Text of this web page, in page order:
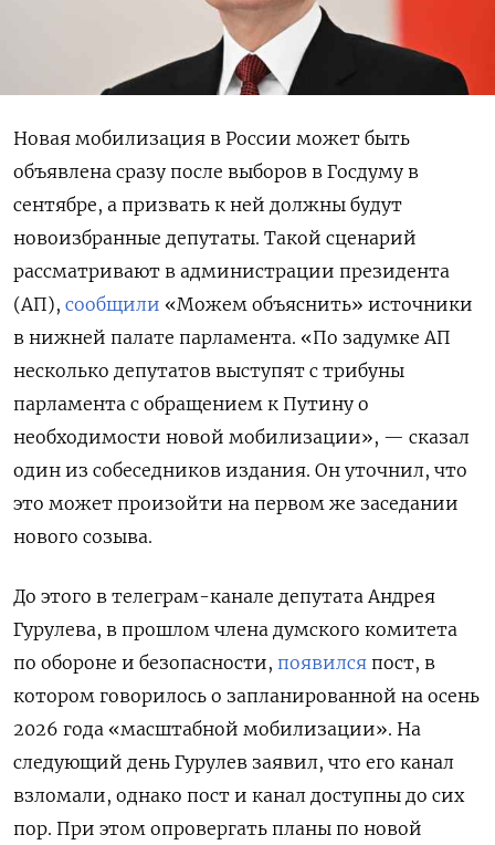
Новая мобилизация в России может быть
объявлена сразу после выборов в Госдуму в
сентябре, а призвать к ней должны будут
новоизбранные депутаты. Такой сценарий
рассматривают в администрации президента
(АП), сообщили «Можем объяснить» источники
в нижней палате парламента. «По задумке АП
несколько депутатов выступят с трибуны
парламента с обращением к Путину о
необходимости новой мобилизации», — сказал
один из собеседников издания. Он уточнил, что
это может произойти на первом же заседании
нового созыва.
До этого в телеграм-канале депутата Андрея
Гурулева, в прошлом члена думского комитета
по обороне и безопасности, появился пост, в
котором говорилось о запланированной на осень
2026 года «масштабной мобилизации». На
следующий день Гурулев заявил, что его канал
взломали, однако пост и канал доступны до сих
пор. При этом опровергать планы по новой